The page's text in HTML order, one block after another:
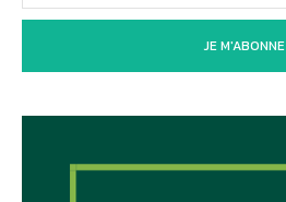
JE M'ABONNE